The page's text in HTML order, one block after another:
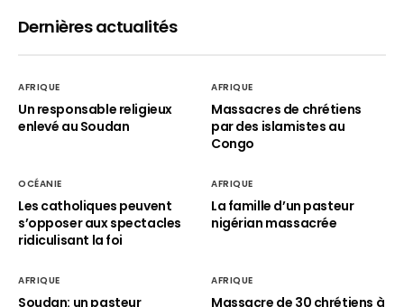
Dernières actualités
AFRIQUE
Un responsable religieux
enlevé au Soudan
AFRIQUE
Massacres de chrétiens
par des islamistes au
Congo
OCÉANIE
Les catholiques peuvent
s’opposer aux spectacles
ridiculisant la foi
AFRIQUE
La famille d’un pasteur
nigérian massacrée
AFRIQUE
Soudan: un pasteur
AFRIQUE
Massacre de 30 chrétiens à